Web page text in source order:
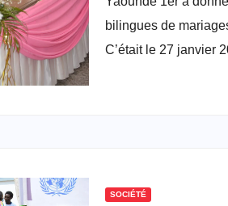
bilingues de
C’était le 27 janvier
SOCIÉTÉ